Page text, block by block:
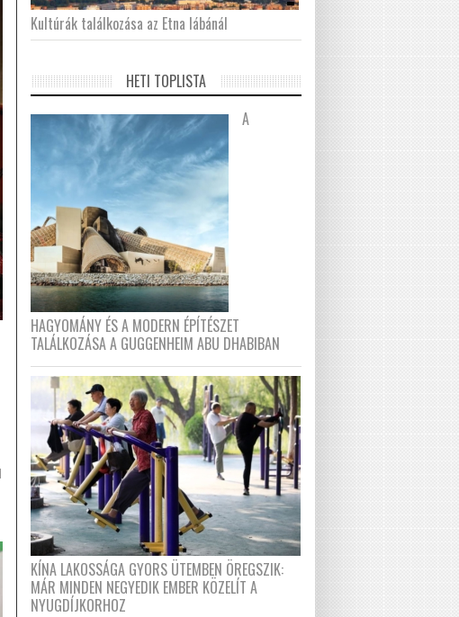
Kultúrák találkozása az Etna lábánál
HETI TOPLISTA
A
HAGYOMÁNY ÉS A MODERN ÉPÍTÉSZET
TALÁLKOZÁSA A GUGGENHEIM ABU DHABIBAN
KÍNA LAKOSSÁGA GYORS ÜTEMBEN ÖREGSZIK:
MÁR MINDEN NEGYEDIK EMBER KÖZELÍT A
NYUGDÍJKORHOZ